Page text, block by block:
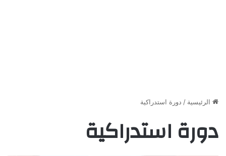
الرئيسية / دورة استدراكية
دورة استدراكية